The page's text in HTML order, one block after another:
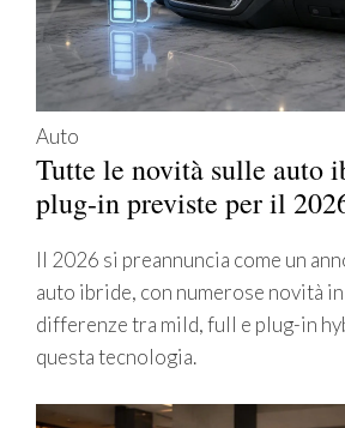
Auto
Tutte le novità sulle auto
plug-in previste per il
Il 2026 si preannuncia come un
auto ibride, con numerose novità
differenze tra mild, full e plug-in
questa tecnologia.